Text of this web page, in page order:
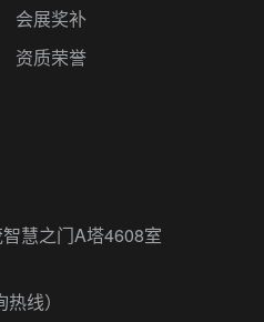
会展奖补
资质荣誉
慧之门A塔4608室
热线）